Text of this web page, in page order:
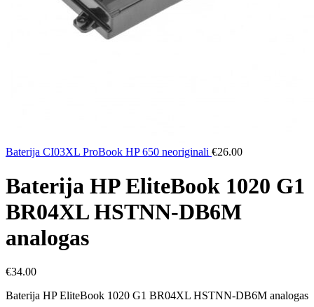
Baterija CI03XL ProBook HP 650 neoriginali €26.00
Baterija HP EliteBook 1020 G1
BR04XL HSTNN-DB6M
analogas
€34.00
Baterija HP EliteBook 1020 G1 BR04XL HSTNN-DB6M analogas